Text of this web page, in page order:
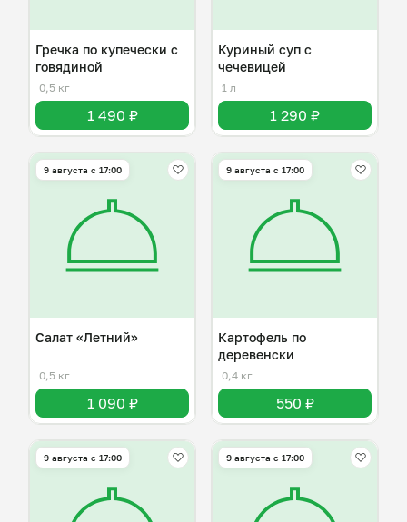
Гречка по купечески с
говядиной
0,5 кг
1 490 ₽
Куриный суп с
чечевицей
1 л
1 290 ₽
9 августа с 17:00
Салат «Летний»
0,5 кг
1 090 ₽
9 августа с 17:00
Картофель по
деревенски
0,4 кг
550 ₽
9 августа с 17:00 9 августа с 17:00